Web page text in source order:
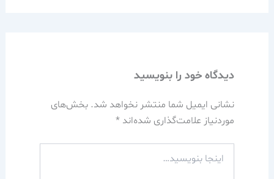
دیدگاه‌ خود را بنویسید
نشانی ایمیل شما منتشر نخواهد شد. بخش‌های
موردنیاز علامت‌گذاری شده‌اند *
بنویسید…